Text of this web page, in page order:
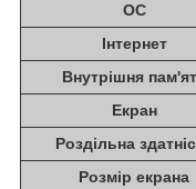
ОС
Інтернет
Внутрішня
Екран
Роздільна
Розмір екрана